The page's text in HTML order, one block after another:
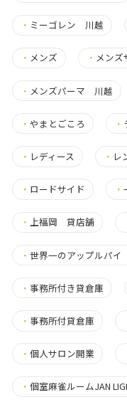
・ ミーゴレン 川越
・ メンズ ・ メン
・ メンズパーマ 川越
・ やまとごころ ・
・ レディース ・ レ
・ ロードサイド ・
・ 上福岡 貸店舗
・ 世界一のアップルパ
・ 事務所付き貸倉庫
・ 事務所付貸倉庫
・ 個人サロン開業
・ 個室麻雀ルームJAN